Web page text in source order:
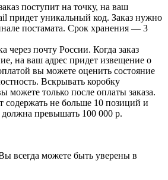
поступит на точку, на ваш
придет уникальный код. Заказ нужно
постамата. Срок хранения — 3
через почту России. Когда заказ
на ваш адрес придет извещение о
вы можете оценить состояние
Вскрывать коробку
можете только после оплаты заказа.
содержать не больше 10 позиций и
должна превышать 100 000 р.
всегда можете быть уверены в